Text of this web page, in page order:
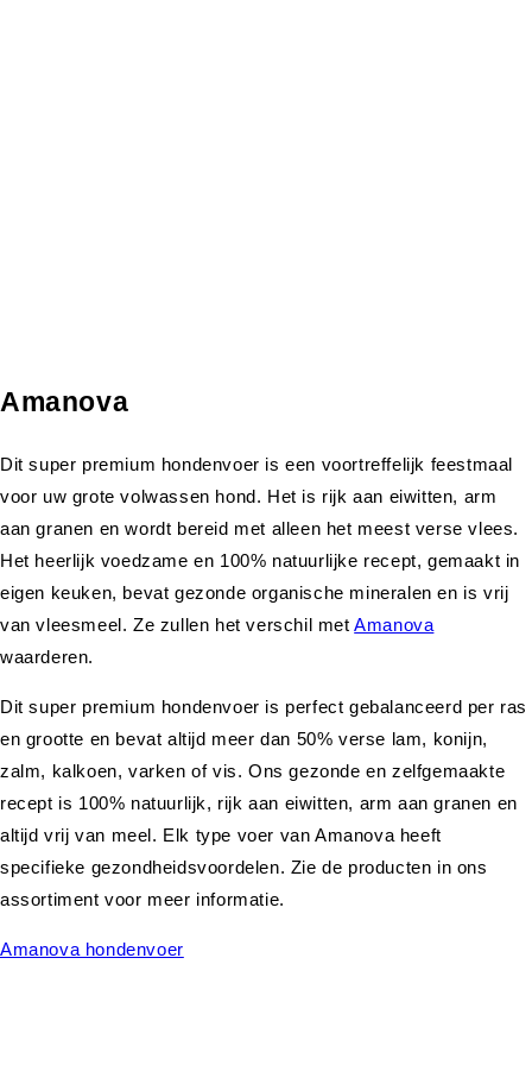
Amanova
Dit super premium hondenvoer is een voortreffelijk feestmaal
voor uw grote volwassen hond. Het is rijk aan eiwitten, arm
aan granen en wordt bereid met alleen het meest verse vlees.
Het heerlijk voedzame en 100% natuurlijke recept, gemaakt in
eigen keuken, bevat gezonde organische mineralen en is vrij
van vleesmeel. Ze zullen het verschil metAmanova
waarderen.
Dit super premium hondenvoer is perfect gebalanceerd per ras
en grootte en bevat altijd meer dan 50% verse lam, konijn,
zalm, kalkoen, varken of vis. Ons gezonde en zelfgemaakte
recept is 100% natuurlijk, rijk aan eiwitten, arm aan granen en
altijd vrij van meel. Elk type voer van Amanova heeft
specifieke gezondheidsvoordelen. Zie de producten in ons
assortiment voor meer informatie.
Amanova hondenvoer